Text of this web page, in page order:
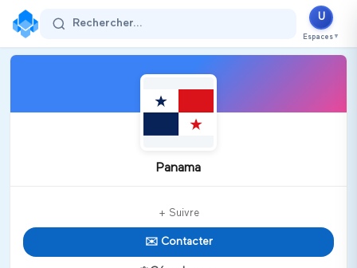
Rechercher...
U
Espaces ▼
Panama
+ Suivre
✉️ Contacter